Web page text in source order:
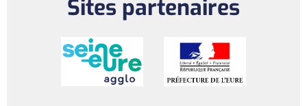
Sites partenaires